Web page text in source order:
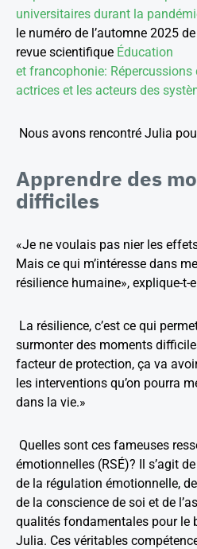
universitaires durant la
le numéro de l’automne 2025
revue scientifique Éducation
et francophonie: Répercussions
actrices et les acteurs des
Nous avons rencontré Julia
Apprendre des
difficiles
«Je ne voulais pas nier les
Mais ce qui m’intéresse dans
résilience humaine», explique-t-
La résilience, c’est ce qui
surmonter des moments
facteur de protection, ça va
les interventions qu’on pourra
dans la vie.»
Quelles sont ces fameuses
émotionnelles (RSÉ)? Il s’agit
de la régulation émotionnelle,
de la conscience de soi et de
qualités fondamentales pour le
Julia. Ces véritables